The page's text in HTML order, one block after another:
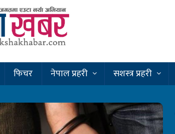
फिचर नेपाल प्रहरी सशस्त्र प्रहरी